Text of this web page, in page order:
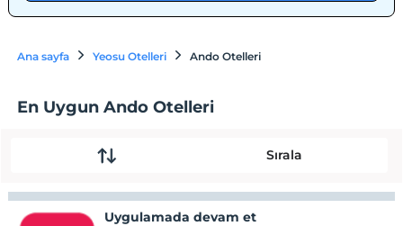
Ana sayfa Yeosu Otelleri Ando Otelleri
En Uygun Ando Otelleri
Sırala
Uygulamada devam et